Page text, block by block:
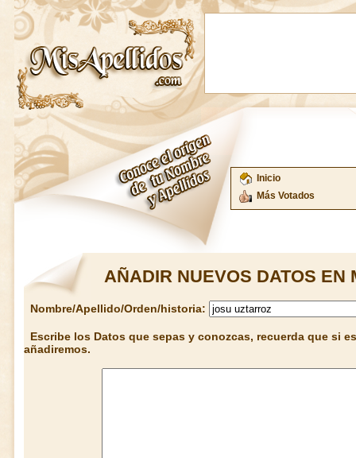
Inicio
Más Votados
AÑADIR NUEVOS DATOS EN
Nombre/Apellido/Orden/historia:
Escribe los Datos que sepas y conozcas, recuerda que si
añadiremos.